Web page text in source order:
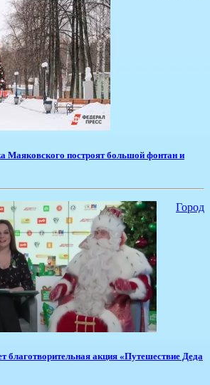
Маяковского построят большой фонтан и
Город
благотворительная акция «Путешествие Деда